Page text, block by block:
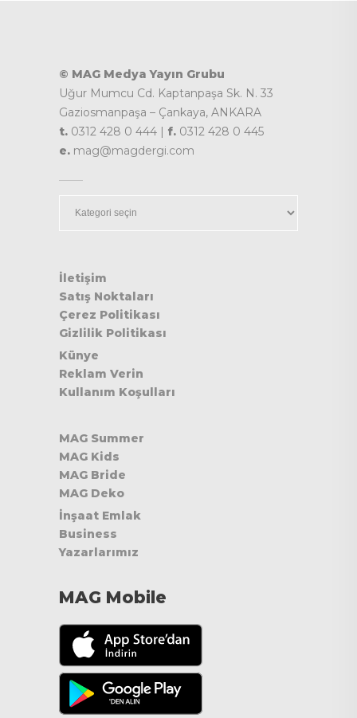
© MAG Medya Yayın Grubu
Uğur Mumcu Cd. Kaptanpaşa Sk. N. 33
Gaziosmanpaşa – Çankaya, ANKARA
t. 0312 428 0 444 | f. 0312 428 0 445
e. mag@magdergi.com
İletişim
Satış Noktaları
Çerez Politikası
Gizlilik Politikası
Künye
Reklam Verin
Kullanım Koşulları
MAG Summer
MAG Kids
MAG Bride
MAG Deko
İnşaat Emlak
Business
Yazarlarımız
MAG Mobile